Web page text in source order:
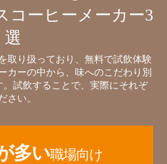
コーヒーメーカー3
選
取り扱っており、無料で試飲体験
カーの中から、味へのこだわり別
試飲することで、実際にそれぞ
さい。
多い職場向け